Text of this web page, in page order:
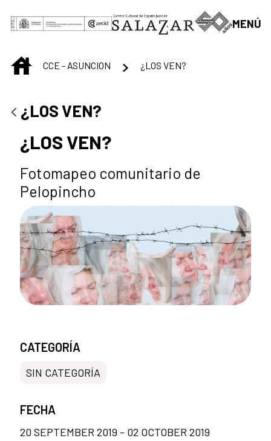
MENÚ
INICIOCCE - ASUNCION ¿LOS VEN?
¿LOS VEN?
¿LOS VEN?
Fotomapeo comunitario de
Pelopincho
CATEGORÍA
SIN CATEGORÍA
FECHA
20 SEPTEMBER 2019 - 02 OCTOBER 2019